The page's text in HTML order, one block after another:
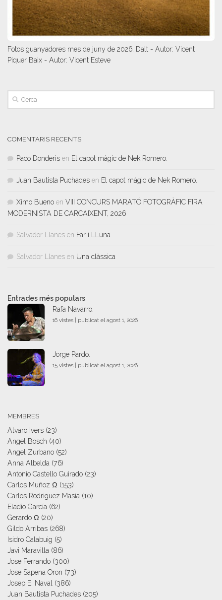
Fotos guanyadores mes de juny de 2026. Dalt - Autor: Vicent
Piquer Baix - Autor: Vicent Esteve
COMENTARIS RECENTS
Paco Donderis en El capot màgic de Nek Romero.
Juan Bautista Puchades en El capot màgic de Nek Romero.
Ximo Bueno en VIII CONCURS MARATÓ FOTOGRÀFIC FIRA
MODERNISTA DE CARCAIXENT, 2026
Salvador Llanes en Far i LLuna
Salvador Llanes en Una clàssica
Entrades més populars
Rafa Navarro.
16 vistes | publicat el agost 1, 2026
Jorge Pardo.
15 vistes | publicat el agost 1, 2026
MEMBRES
Alvaro Ivers (23)
Angel Bosch (40)
Angel Zurbano (52)
Anna Albelda (76)
Antonio Castello Guirado (23)
Carlos Muñoz Ω (153)
Carlos Rodriguez Masia (10)
Eladio García (62)
Gerardo Ω (20)
Gildo Arribas (268)
Isidro Calabuig (5)
Javi Maravilla (86)
Jose Ferrando (300)
Jose Sapena Oron (73)
Josep E. Naval
(386)
Juan Bautista Puchades (205)